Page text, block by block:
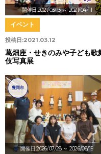
開催日:2021/03/13～ 2021/04/11
投稿日:2021.03.12
イベント
葛畑座・せきのみや子ども歌
伎写真展
開催日:2026/07/28 ～ 2026/08/19
豊岡市